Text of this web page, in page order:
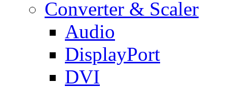
Converter & Scaler
Audio
DisplayPort
DVI